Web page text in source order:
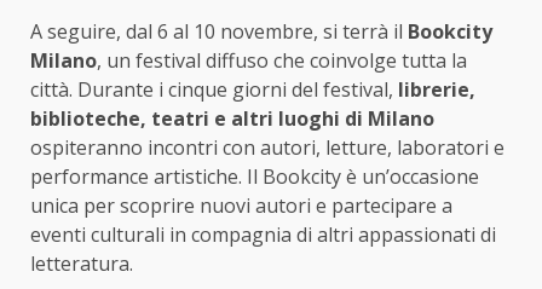
A seguire, dal 6 al 10 novembre, si terrà il Bookcity
Milano, un festival diffuso che coinvolge tutta la
città. Durante i cinque giorni del festival, librerie,
biblioteche, teatri e altri luoghi di Milano
ospiteranno incontri con autori, letture, laboratori e
performance artistiche. Il Bookcity è un’occasione
unica per scoprire nuovi autori e partecipare a
eventi culturali in compagnia di altri appassionati di
letteratura.